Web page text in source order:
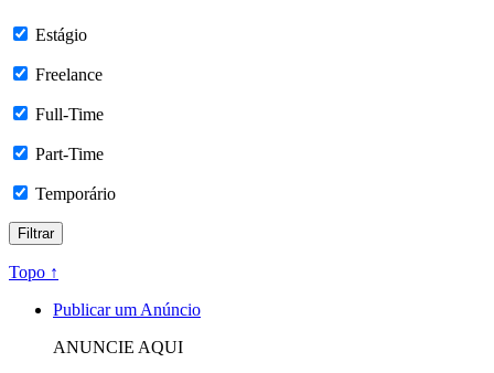
Estágio
Freelance
Full-Time
Part-Time
Temporário
Topo ↑
Publicar um Anúncio
ANUNCIE AQUI